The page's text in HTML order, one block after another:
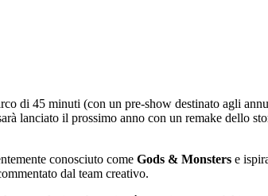
di 45 minuti (con un pre-show destinato agli
lanciato il prossimo anno con un remake dello
conosciuto come Gods & Monsters e
dal team creativo.